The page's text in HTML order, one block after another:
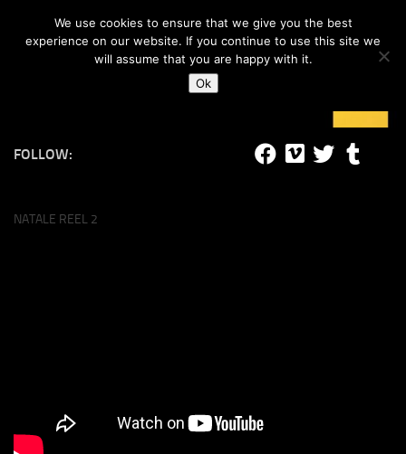
Skip to content
#lucalife
FOLLOW:
NATALE REEL 2
We use cookies to ensure that we give you the best
experience on our website. If you continue to use this site we
will assume that you are happy with it.
Ok